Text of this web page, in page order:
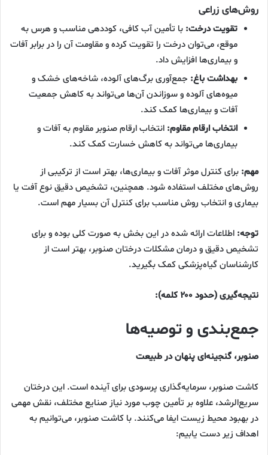
روش‌های زراعی
تقویت درخت: با تأمین آب کافی، کوددهی مناسب و هرس به
موقع، می‌توان درخت را تقویت کرده و مقاومت آن را در برابر آفات
و بیماری‌ها افزایش داد.
بهداشت باغ: جمع‌آوری برگ‌های آلوده، شاخه‌های خشک و
میوه‌های آلوده و سوزاندن آن‌ها می‌تواند به کاهش جمعیت
آفات و بیماری‌ها کمک کند.
انتخاب ارقام مقاوم: انتخاب ارقام صنوبر مقاوم به آفات و
بیماری‌ها می‌تواند به کاهش خسارت کمک کند.
مهم: برای کنترل موثر آفات و بیماری‌ها، بهتر است از ترکیبی از
روش‌های مختلف استفاده شود. همچنین، تشخیص دقیق نوع آفت یا
بیماری و انتخاب روش مناسب برای کنترل آن بسیار مهم است.
توجه: اطلاعات ارائه شده در این بخش به صورت کلی بوده و برای
تشخیص دقیق و درمان مشکلات درختان صنوبر، بهتر است از
کارشناسان گیاه‌پزشکی کمک بگیرید.
نتیجه‌گیری (حدود ۲۰۰ کلمه):
جمع‌بندی و توصیه‌ها
صنوبر، گنجینه‌ای پنهان در طبیعت
کاشت صنوبر، سرمایه‌گذاری پرسودی برای آینده است. این درختان
سریع‌الرشد، علاوه بر تأمین چوب مورد نیاز صنایع مختلف، نقش مهمی
در بهبود محیط زیست ایفا می‌کنند. با کاشت صنوبر، می‌توانیم به
اهداف زیر دست یابیم: